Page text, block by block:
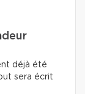
déjà été
sera écrit